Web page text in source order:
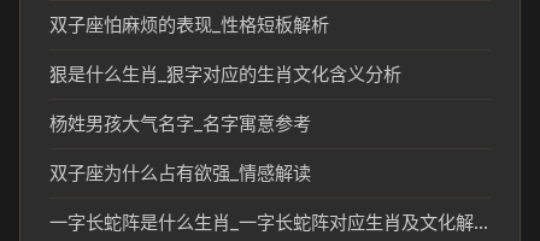
双子座怕麻烦的表现_性格短板解析
狠是什么生肖_狠字对应的生肖文化含义分析
杨姓男孩大气名字_名字寓意参考
双子座为什么占有欲强_情感解读
一字长蛇阵是什么生肖_一字长蛇阵对应生肖及文化解读